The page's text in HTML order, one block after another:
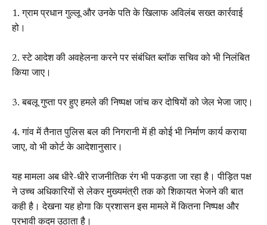
1. ग्राम प्रधान गुल्लू और उनके पति के खिलाफ अविलंब सख्त कार्रवाई
हो।
2. स्टे आदेश की अवहेलना करने पर संबंधित ब्लॉक सचिव को भी निलंबित
किया जाए।
3. बबलू गुप्ता पर हुए हमले की निष्पक्ष जांच कर दोषियों को जेल भेजा जाए।
4. गांव में तैनात पुलिस बल की निगरानी में ही कोई भी निर्माण कार्य कराया
जाए, वो भी कोर्ट के आदेशानुसार।
यह मामला अब धीरे-धीरे राजनीतिक रंग भी पकड़ता जा रहा है। पीड़ित पक्ष
ने उच्च अधिकारियों से लेकर मुख्यमंत्री तक को शिकायत भेजने की बात
कही है। देखना यह होगा कि प्रशासन इस मामले में कितना निष्पक्ष और
प्रभावी कदम उठाता है।